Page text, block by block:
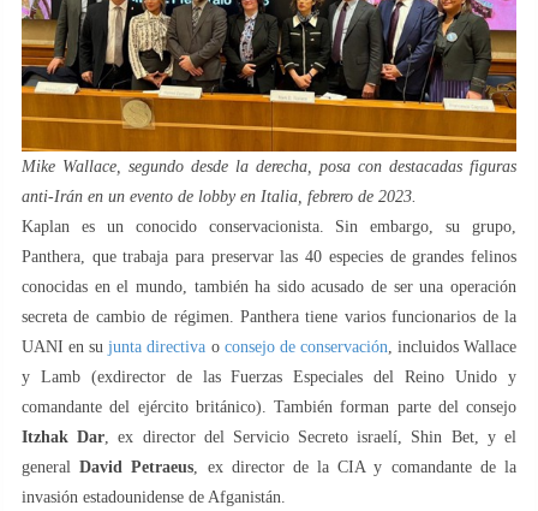
Mike Wallace, segundo desde la derecha, posa con destacadas figuras
anti-Irán en un evento de lobby en Italia, febrero de 2023.
Kaplan es un conocido conservacionista. Sin embargo, su grupo,
Panthera, que trabaja para preservar las 40 especies de grandes felinos
conocidas en el mundo, también ha sido acusado de ser una operación
secreta de cambio de régimen. Panthera tiene varios funcionarios de la
UANI en sujunta directiva o consejo de conservación , incluidos Wallace
y Lamb (exdirector de las Fuerzas Especiales del Reino Unido y
comandante del ejército británico). También forman parte del consejo
Itzhak Dar , ex director del Servicio Secreto israelí, Shin Bet, y el
generalDavid Petraeus , ex director de la CIA y comandante de la
invasión estadounidense de Afganistán.